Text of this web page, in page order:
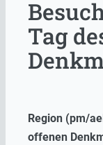
Tag
Region (pm/
offenen